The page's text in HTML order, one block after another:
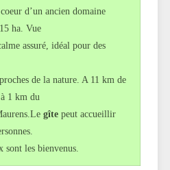
d’un ancien domaine
ha. Vue
assuré, idéal pour des
de la nature. A 11 km de
1 km du
gîte peut accueillir
sont les bienvenus.